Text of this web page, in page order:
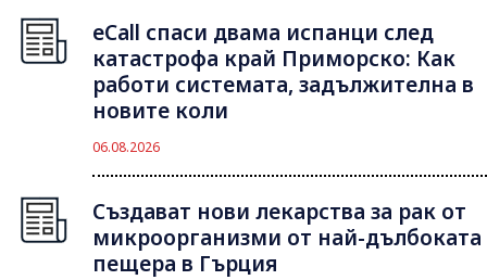
eCall спаси двама испанци след
катастрофа край Приморско: Как
работи системата, задължителна в
новите коли
06.08.2026
Създават нови лекарства за рак от
микроорганизми от най-дълбоката
пещера в Гърция